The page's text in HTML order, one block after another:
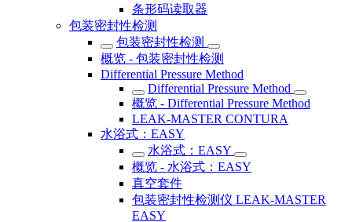
条形码读取器
包装密封性检测
包装密封性检测
概览 - 包装密封性检测
Differential Pressure Method
Differential Pressure Method
概览 - Differential Pressure Method
LEAK-MASTER CONTURA
水浴式：EASY
水浴式：EASY
概览 - 水浴式：EASY
真空套件
包装密封性检测仪 LEAK-MASTER
EASY